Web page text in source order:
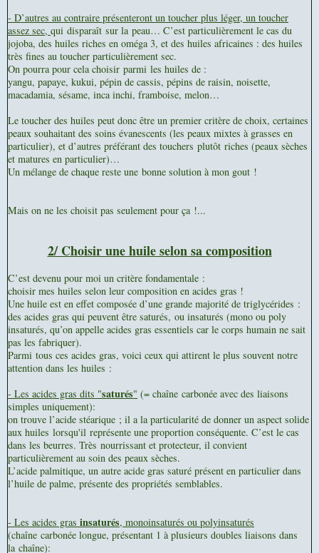
- D’autres au contraire présenteront un toucher plus léger, un toucher
assez sec, qui disparaît sur la peau… C’est particulièrement le cas du
jojoba, des huiles riches en oméga 3, et des huiles africaines : des huiles
très fines au toucher particulièrement sec.
On pourra pour cela choisir parmi les huiles de :
yangu, papaye, kukui, pépin de cassis, pépins de raisin, noisette,
macadamia, sésame, inca inchi, framboise, melon…
Le toucher des huiles peut donc être un premier critère de choix, certaines
peaux souhaitant des soins évanescents (les peaux mixtes à grasses en
particulier), et d’autres préférant des touchers plutôt riches (peaux sèches
et matures en particulier)…
Un mélange de chaque reste une bonne solution à mon gout !
Mais on ne les choisit pas seulement pour ça !...
2/ Choisir une huile selon sa composition
C’est devenu pour moi un critère fondamentale :
choisir mes huiles selon leur composition en acides gras !
Une huile est en effet composée d’une grande majorité de triglycérides :
des acides gras qui peuvent être saturés, ou insaturés (mono ou poly
insaturés, qu’on appelle acides gras essentiels car le corps humain ne sait
pas les fabriquer).
Parmi tous ces acides gras, voici ceux qui attirent le plus souvent notre
attention dans les huiles :
- Les acides gras dits "saturés" (= chaîne carbonée avec des liaisons
simples uniquement):
on trouve l’acide stéarique ; il a la particularité de donner un aspect solide
aux huiles lorsqu'il représente une proportion conséquente. C’est le cas
dans les beurres. Très nourrissant et protecteur, il convient
particulièrement au soin des peaux sèches.
L’acide palmitique, un autre acide gras saturé présent en particulier dans
l’huile de palme, présente des propriétés semblables.
- Les acides gras insaturés, monoinsaturés ou polyinsaturés
(chaîne carbonée longue, présentant 1 à plusieurs doubles liaisons dans
la chaîne):